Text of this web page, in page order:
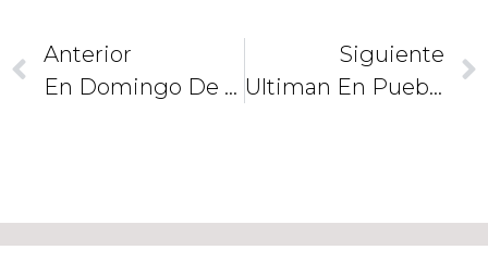
Anterior
En Domingo De Ramos El Papa Invita A Aprender Del Amor De Jesús
Siguiente
Ultiman En Puebla Preparativos Para Procesión De Viernes Santo